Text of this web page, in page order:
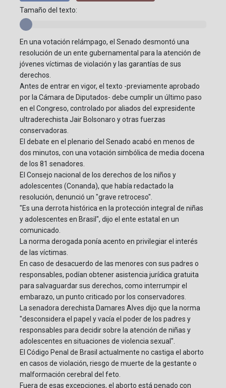
Tamaño del texto:
En una votación relámpago, el Senado desmontó una
resolución de un ente gubernamental para la atención de
jóvenes víctimas de violación y las garantías de sus
derechos.
Antes de entrar en vigor, el texto -previamente aprobado
por la Cámara de Diputados- debe cumplir un último paso
en el Congreso, controlado por aliados del expresidente
ultraderechista Jair Bolsonaro y otras fuerzas
conservadoras.
El debate en el plenario del Senado acabó en menos de
dos minutos, con una votación simbólica de media docena
de los 81 senadores.
El Consejo nacional de los derechos de los niños y
adolescentes (Conanda), que había redactado la
resolución, denunció un "grave retroceso".
"Es una derrota histórica en la protección integral de niñas
y adolescentes en Brasil", dijo el ente estatal en un
comunicado.
La norma derogada ponía acento en privilegiar el interés
de las víctimas.
En caso de desacuerdo de las menores con sus padres o
responsables, podían obtener asistencia jurídica gratuita
para salvaguardar sus derechos, como interrumpir el
embarazo, un punto criticado por los conservadores.
La senadora derechista Damares Alves dijo que la norma
"desconsidera el papel y vacía el poder de los padres y
responsables para decidir sobre la atención de niñas y
adolescentes en situaciones de violencia sexual".
El Código Penal de Brasil actualmente no castiga el aborto
en casos de violación, riesgo de muerte de la gestante o
malformación cerebral del feto.
Fuera de esas excepciones, el aborto está penado con